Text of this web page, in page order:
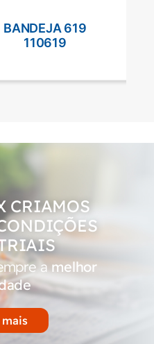
619
CRIAMOS
amelhor
mais